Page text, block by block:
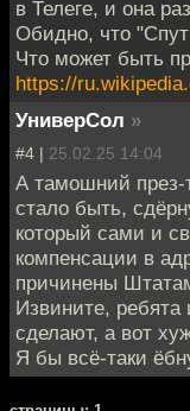
в Телеге, и она
Обидно, что
Что может быть
https://
УниверСол »
#4 | 25.02.25 14:04
А тамошний през-
стало быть,
который сами и
компенсации в
причинены
Извините,
сделают, а вот
Я бы всё-таки